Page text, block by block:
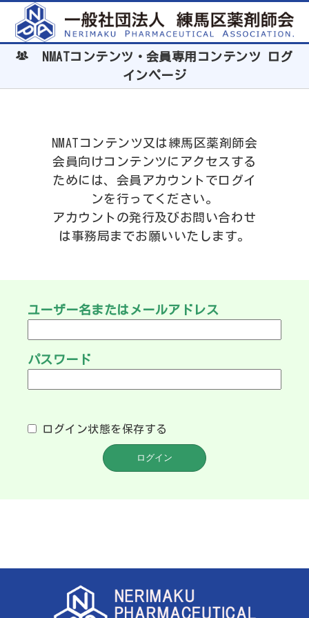
NMATコンテンツ・会員専用コンテンツ ログ
インページ
NMATコンテンツ又は練馬区薬剤師会
会員向けコンテンツにアクセスする
ためには、会員アカウントでログイ
ンを行ってください。
アカウントの発行及びお問い合わせ
は事務局までお願いいたします。
ユーザー名またはメールアドレス
パスワード
ログイン状態を保存する